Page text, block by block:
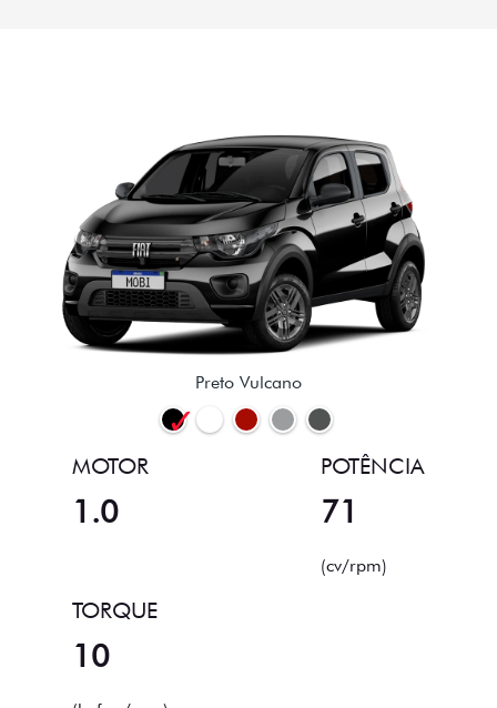
Preto Vulcano
MOTOR
1.0
POTÊNCIA
71
(cv/rpm)
TORQUE
10